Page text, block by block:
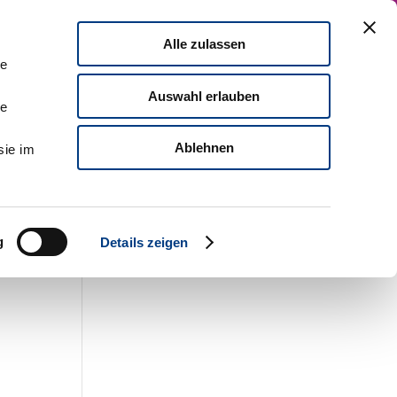
im
Details zeigen
Alle zulassen
Auswahl erlauben
Ablehnen
Führungskräfteentwicklung